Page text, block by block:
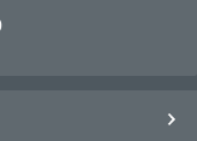
при чорнової